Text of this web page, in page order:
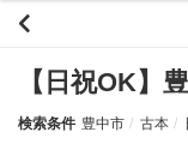
【日祝OK】
検索条件 豊中市 古本